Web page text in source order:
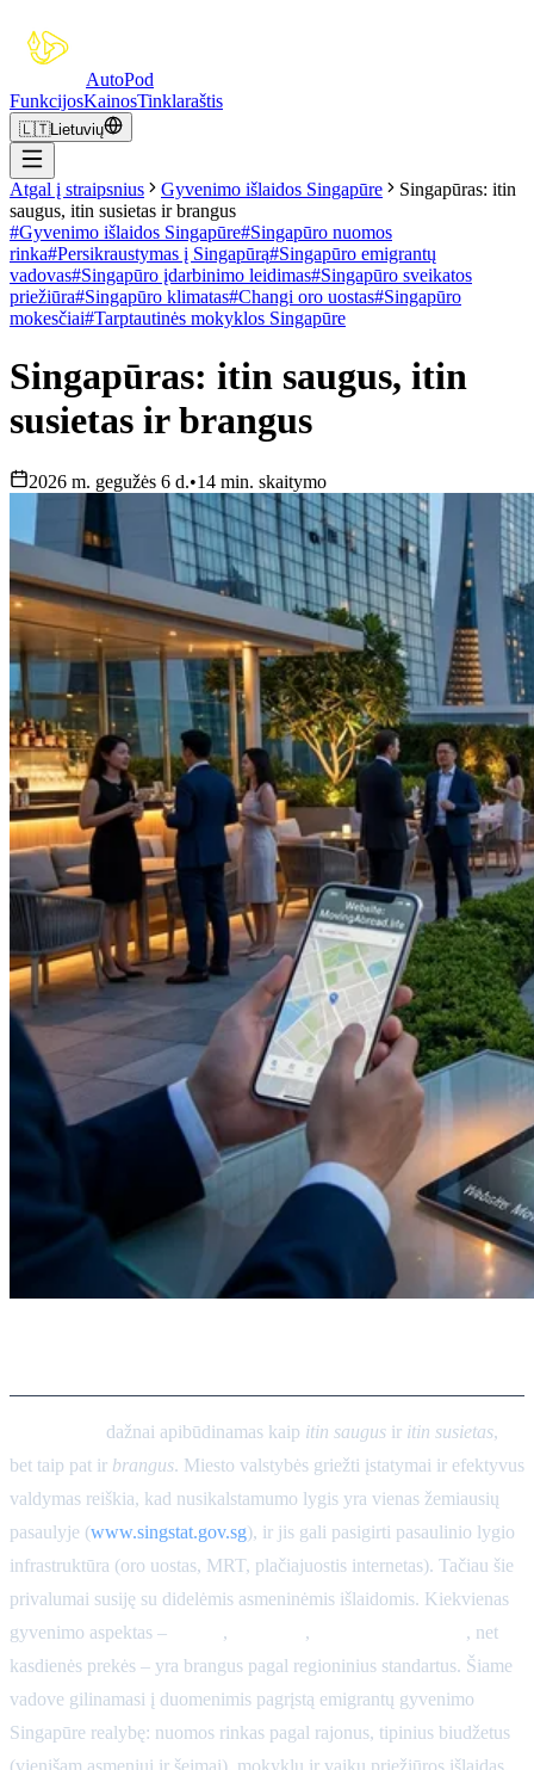
AutoPod
FunkcijosKainosTinklaraštis
🇱🇹Lietuvių
Atgal į straipsnius Gyvenimo išlaidos Singapūre
Singapūras: itin
saugus, itin susietas ir brangus
#Gyvenimo išlaidos Singapūre#Singapūro nuomos
rinka#Persikraustymas į Singapūrą#Singapūro emigrantų
vadovas#Singapūro įdarbinimo leidimas#Singapūro sveikatos
priežiūra#Singapūro klimatas#Changi oro uostas#Singapūro
mokesčiai#Tarptautinės mokyklos Singapūre
Singapūras: itin saugus, itin
susietas ir brangus
2026 m. gegužės 6 d.•14 min. skaitymo
dažnai apibūdinamas kaip itin saugus ir itin susietas,
bet taip pat ir brangus. Miesto valstybės griežti įstatymai ir efektyvus
valdymas reiškia, kad nusikalstamumo lygis yra vienas žemiausių
pasaulyje (www.singstat.gov.sg), ir jis gali pasigirti pasaulinio lygio
infrastruktūra (oro uostas, MRT, plačiajuostis internetas). Tačiau šie
privalumai susiję su didelėmis asmeninėmis išlaidomis. Kiekvienas
gyvenimo aspektas –
, ,
, net
kasdienės prekės – yra brangus pagal regioninius standartus. Šiame
vadove gilinamasi į duomenimis pagrįstą emigrantų gyvenimo
Singapūre realybę: nuomos rinkas pagal rajonus, tipinius biudžetus
(vienišam asmeniui ir šeimai), mokyklų ir vaikų priežiūros išlaidas,